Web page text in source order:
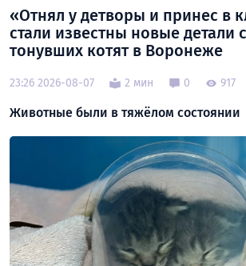
«Отнял у детворы и принес в
стали известны новые детали
тонувших котят в Воронеже
23:26 2026-08-07 2 мин 0 917
Животные были в тяжёлом состоянии